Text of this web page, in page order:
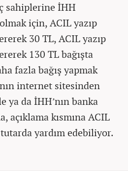
sahiplerine İHH
için, ACIL yazıp
30 TL, ACIL yazıp
130 TL bağışta
fazla bağış yapmak
internet sitesinden
ya da İHH’nın banka
açıklama kısmına ACIL
yardım edebiliyor.